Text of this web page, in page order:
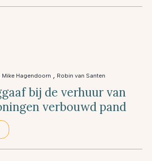
Mike Hagendoorn , Robin van Santen
bij de verhuur van
verbouwd pand